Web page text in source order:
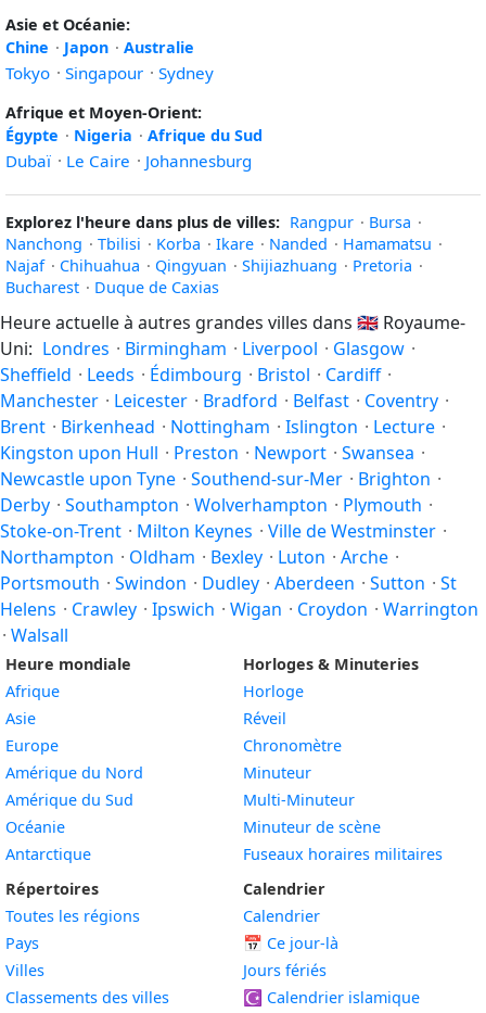
Asie et Océanie:
Chine · Japon · Australie
Tokyo · Singapour · Sydney
Afrique et Moyen-Orient:
Égypte · Nigeria · Afrique du Sud
Dubaï · Le Caire · Johannesburg
Explorez l'heure dans plus de villes: Rangpur · Bursa ·
Nanchong · Tbilisi · Korba · Ikare · Nanded · Hamamatsu ·
Najaf · Chihuahua · Qingyuan · Shijiazhuang · Pretoria ·
Bucharest · Duque de Caxias
Heure actuelle à autres grandes villes dans 🇬🇧 Royaume-
Uni: Londres · Birmingham · Liverpool · Glasgow ·
Sheffield · Leeds · Édimbourg · Bristol · Cardiff ·
Manchester · Leicester · Bradford · Belfast · Coventry ·
Brent · Birkenhead · Nottingham · Islington · Lecture ·
Kingston upon Hull · Preston · Newport · Swansea ·
Newcastle upon Tyne · Southend-sur-Mer · Brighton ·
Derby · Southampton · Wolverhampton · Plymouth ·
Stoke-on-Trent · Milton Keynes · Ville de Westminster ·
Northampton · Oldham · Bexley · Luton · Arche ·
Portsmouth · Swindon · Dudley · Aberdeen · Sutton · St
Helens · Crawley · Ipswich · Wigan · Croydon · Warrington
· Walsall
Heure mondiale
Afrique
Asie
Europe
Amérique du Nord
Amérique du Sud
Océanie
Antarctique
Répertoires
Toutes les régions
Pays
Villes
Classements des villes
Horloges & Minuteries
Horloge
Réveil
Chronomètre
Minuteur
Multi-Minuteur
Minuteur de scène
Fuseaux horaires militaires
Calendrier
Calendrier
📅 Ce jour-là
Jours fériés
☪️ Calendrier islamique